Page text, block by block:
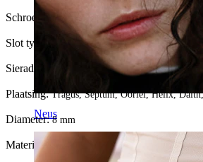
Neus
Schroefdraad dikte: 1,2 mm
Slot type:
Sieraden type:
Plaatsing:Tragus, Septum, Oorlel, Helix,
Diameter:8 mm
Materiaal: